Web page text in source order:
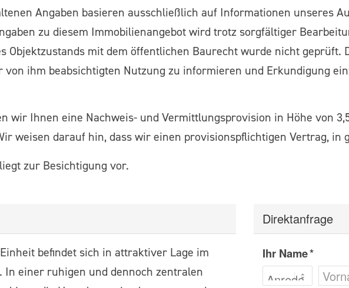
Angaben basieren ausschließlich auf Informationen unseres
zu diesem Immobilienangebot wird trotz sorgfältiger
Objektzustands mit dem öffentlichen Baurecht wurde nicht
von ihm beabsichtigten Nutzung zu informieren und Erkundigung
wir Ihnen eine Nachweis- und Vermittlungsprovision in Höhe von
weisen darauf hin, dass wir einen provisionspflichtigen Vertrag, in
zur Besichtigung vor.
befindet sich in attraktiver Lage im
In einer ruhigen und dennoch zentralen
Direktanfrage
Ihr Name *